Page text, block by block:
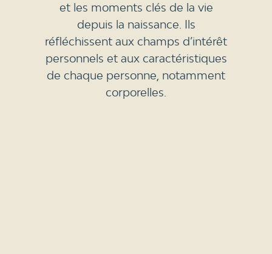
et les moments clés de la vie
depuis la naissance. Ils
réfléchissent aux champs d’intérêt
personnels et aux caractéristiques
de chaque personne, notamment
corporelles.